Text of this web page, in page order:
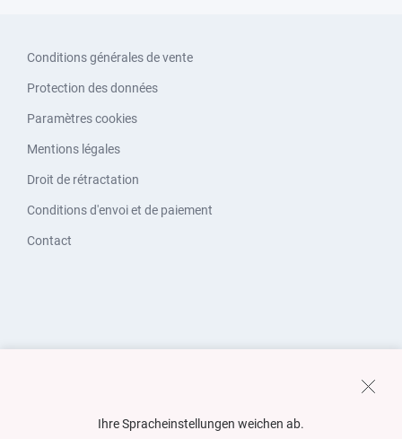
Conditions générales de vente
Protection des données
Paramètres cookies
Mentions légales
Droit de rétractation
Conditions d'envoi et de paiement
Contact
Ihre Spracheinstellungen weichen ab.